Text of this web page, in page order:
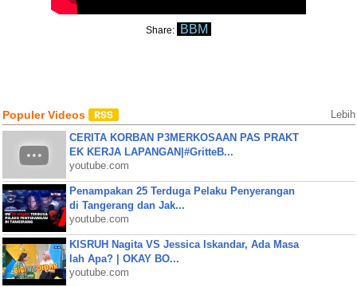
Share: BBM
Populer Videos Lebih
CERITA KORBAN P3MERKOSAAN PAS PRAKT
EK KERJA LAPANGAN|#GritteB...
youtube.com
Penampakan 25 Terduga Pelaku Penyerangan
di Tangerang dan Jak...
youtube.com
KISRUH Nagita VS Jessica Iskandar, Ada Masa
lah Apa? | OKAY BO...
youtube.com